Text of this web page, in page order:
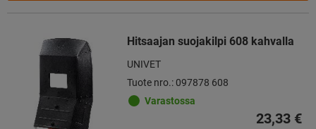
Hitsaajan suojakilpi 608 kahvalla
UNIVET
Tuote nro.: 097878 608
Varastossa
23,33 €